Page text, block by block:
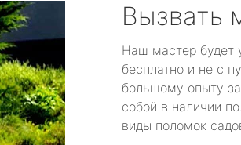
Вызвать
Наш мастер будет
бесплатно и не с
большому опыту
собой в наличии
виды поломок